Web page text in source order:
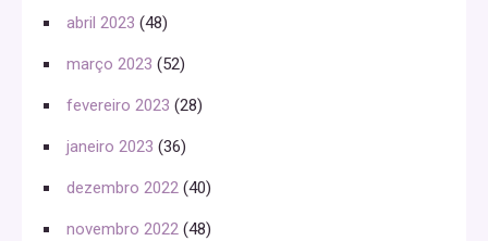
abril 2023 (48)
março 2023 (52)
fevereiro 2023 (28)
janeiro 2023 (36)
dezembro 2022 (40)
novembro 2022 (48)